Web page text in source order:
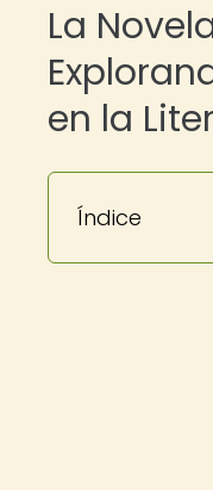
La
en la
Índice